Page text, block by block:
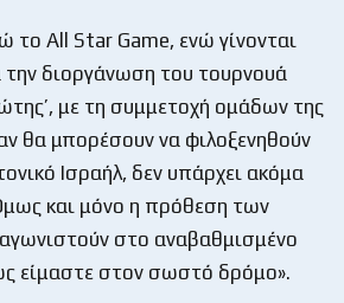
το All Star Game, ενώ γίνονται
την διοργάνωση του τουρνουά
με τη συμμετοχή ομάδων της
θα μπορέσουν να φιλοξενηθούν
Ισραήλ, δεν υπάρχει ακόμα
και μόνο η πρόθεση των
στο αναβαθμισμένο
είμαστε στον σωστό δρόμο».